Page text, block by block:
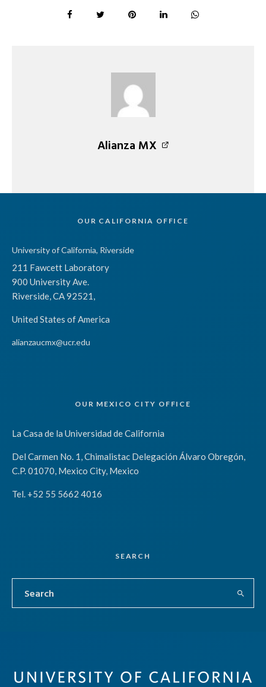
Alianza MX
OUR CALIFORNIA OFFICE
University of California, Riverside
211 Fawcett Laboratory
900 University Ave.
Riverside, CA 92521,
United States of America
alianzaucmx@ucr.edu
OUR MEXICO CITY OFFICE
La Casa de la Universidad de California
Del Carmen No. 1, Chimalistac Delegación Álvaro Obregón,
C.P. 01070, Mexico City, Mexico
Tel. +52 55 5662 4016
SEARCH